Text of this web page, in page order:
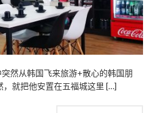
然从韩国飞来旅游+散心的韩国朋
，就把他安置在五福城这里 […]